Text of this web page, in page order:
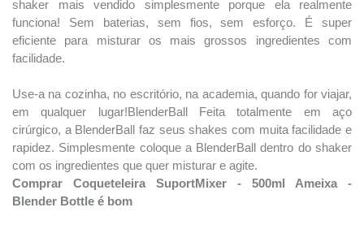
shaker mais vendido simplesmente porque ela realmente
funciona! Sem baterias, sem fios, sem esforço. É super
eficiente para misturar os mais grossos ingredientes com
facilidade.
Use-a na cozinha, no escritório, na academia, quando for viajar,
em qualquer lugar!BlenderBall Feita totalmente em aço
cirúrgico, a BlenderBall faz seus shakes com muita facilidade e
rapidez. Simplesmente coloque a BlenderBall dentro do shaker
com os ingredientes que quer misturar e agite.
Comprar Coqueteleira SuportMixer - 500ml Ameixa -
Blender Bottle é bom